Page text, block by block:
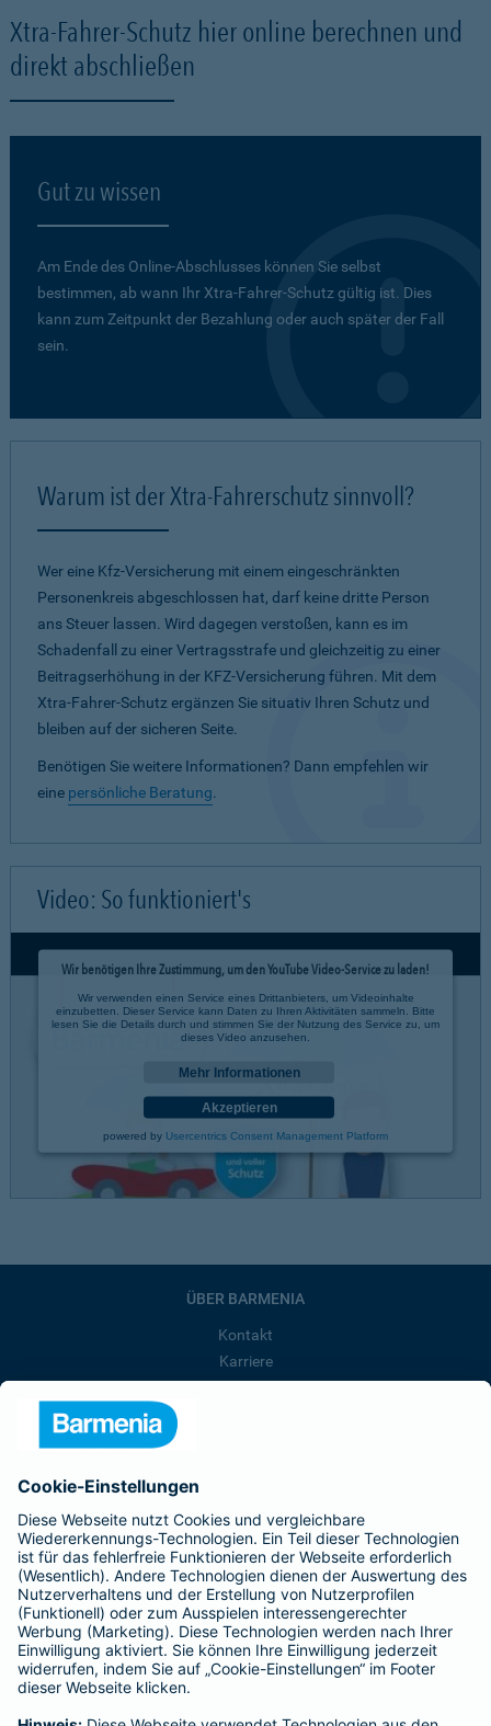
Xtra-Fahrer-Schutz hier online berechnen und
direkt abschließen
Gut zu wissen
Am Ende des Online-Abschlusses können Sie selbst
bestimmen, ab wann Ihr Xtra-Fahrer-Schutz gültig ist. Dies
kann zum Zeitpunkt der Bezahlung oder auch später der Fall
sein.
Warum ist der Xtra-Fahrerschutz sinnvoll?
Wer eine Kfz-Versicherung mit einem eingeschränkten
Personenkreis abgeschlossen hat, darf keine dritte Person
ans Steuer lassen. Wird dagegen verstoßen, kann es im
Schadenfall zu einer Vertragsstrafe und gleichzeitig zu einer
Beitragserhöhung in der KFZ-Versicherung führen. Mit dem
Xtra-Fahrer-Schutz ergänzen Sie situativ Ihren Schutz und
bleiben auf der sicheren Seite.
Benötigen Sie weitere Informationen? Dann empfehlen wir
eine persönliche Beratung.
Video: So funktioniert's
Wir benötigen Ihre Zustimmung, um den YouTube Video-Service zu laden!
Wir verwenden einen Service eines Drittanbieters, um Videoinhalte
einzubetten. Dieser Service kann Daten zu Ihren Aktivitäten sammeln. Bitte
lesen Sie die Details durch und stimmen Sie der Nutzung des Service zu, um
dieses Video anzusehen.
Mehr Informationen
Akzeptieren
powered by Usercentrics Consent Management Platform
ÜBER BARMENIA
Kontakt
Karriere
Barmenia ist Teil der BarmeniaGothaer
BELIEBTE SEITEN
Kranken-Zusatzversicherung
Tierversicherungen
Haftpflichtversicherung
Hausratversicherung